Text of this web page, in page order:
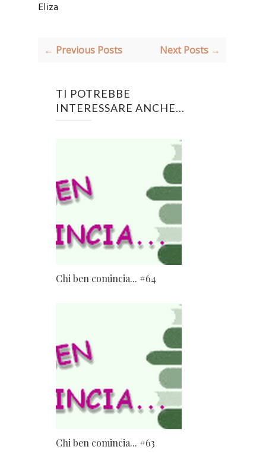
Eliza
← Previous Posts Next Posts →
TI POTREBBE
INTERESSARE ANCHE...
Chi ben comincia... #64
Chi ben comincia... #63